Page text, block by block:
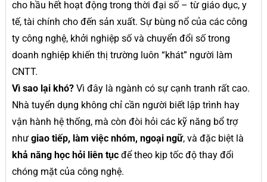
cho hầu hết hoạt động trong thời đại số – từ giáo dục, y
tế, tài chính cho đến sản xuất. Sự bùng nổ của các công
ty công nghệ, khởi nghiệp số và chuyển đổi số trong
doanh nghiệp khiến thị trường luôn “khát” người làm
CNTT.
Vì sao lại khó? Vì đây là ngành có sự cạnh tranh rất cao.
Nhà tuyển dụng không chỉ cần người biết lập trình hay
vận hành hệ thống, mà còn đòi hỏi các kỹ năng bổ trợ
như giao tiếp, làm việc nhóm, ngoại ngữ, và đặc biệt là
khả năng học hỏi liên tục để theo kịp tốc độ thay đổi
chóng mặt của công nghệ.